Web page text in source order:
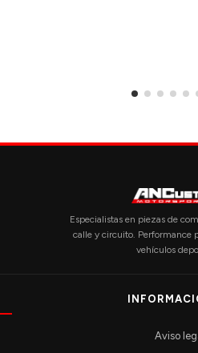
Especialistas en piezas de
calle y circuito. Performance
vehículos
Aviso